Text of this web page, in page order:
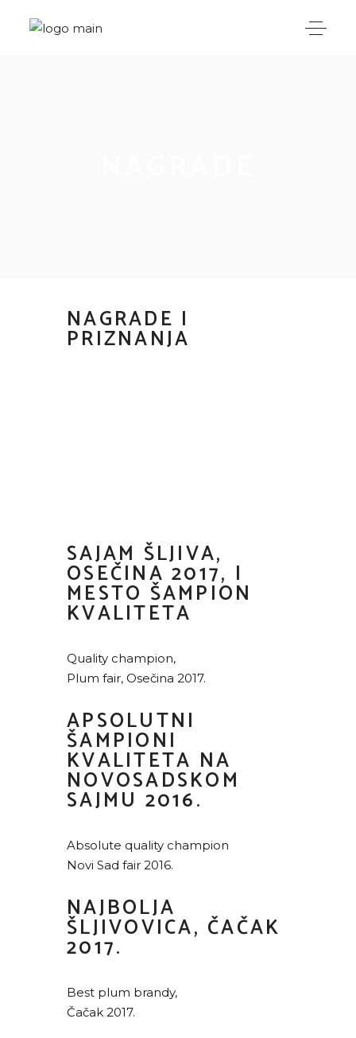
NAGRADE I
PRIZNANJA
SAJAM ŠLJIVA,
OSEČINA 2017, I
MESTO ŠAMPION
KVALITETA
Quality champion,
Plum fair, Osečina 2017.
APSOLUTNI
ŠAMPIONI
KVALITETA NA
NOVOSADSKOM
SAJMU 2016.
Absolute quality champion
Novi Sad fair 2016.
NAJBOLJA
ŠLJIVOVICA, ČAČAK
2017.
Best plum brandy,
Čačak 2017.